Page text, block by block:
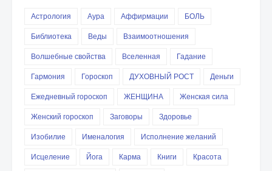
Астрология Аура Аффирмации
БОЛЬ
Библиотека
Веды
Взаимоотношения
Волшебные свойства
Вселенная
Гадание
Гармония
Гороскоп ДУХОВНЫЙ РОСТ
Деньги
Ежедневный гороскоп
ЖЕНЩИНА
Женская сила
Женский гороскоп
Заговоры
Здоровье
Изобилие
Именалогия
Исполнение желаний
Исцеление
Йога Карма Книги
Красота